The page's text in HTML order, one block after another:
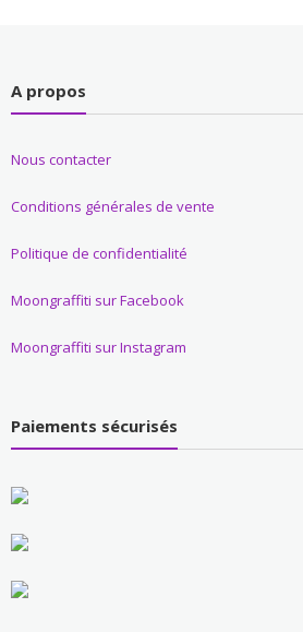
A propos
Nous contacter
Conditions générales de vente
Politique de confidentialité
Moongraffiti sur Facebook
Moongraffiti sur Instagram
Paiements sécurisés